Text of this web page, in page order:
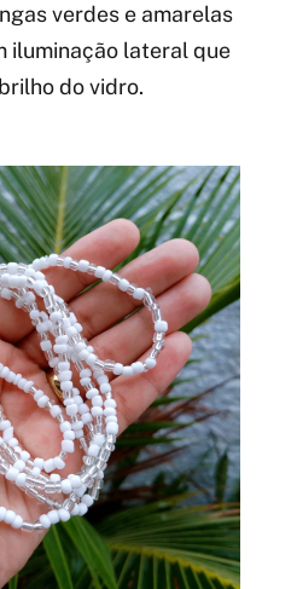
verdes e amarelas
iluminação lateral que
do vidro.